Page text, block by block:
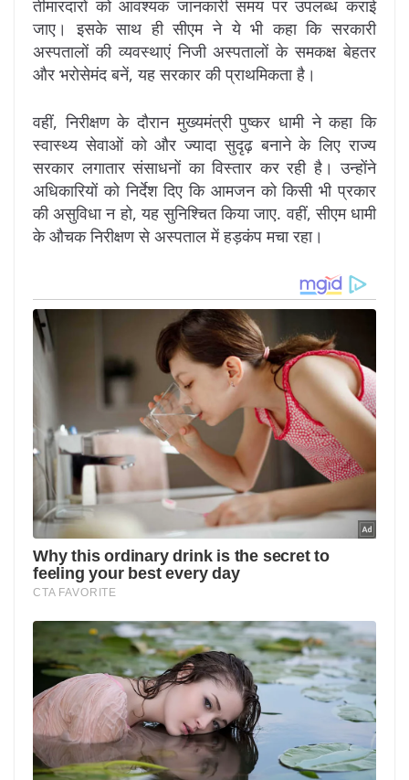
तीमारदारों को आवश्यक जानकारी समय पर उपलब्ध कराई
जाए। इसके साथ ही सीएम ने ये भी कहा कि सरकारी
अस्पतालों की व्यवस्थाएं निजी अस्पतालों के समकक्ष बेहतर
और भरोसेमंद बनें, यह सरकार की प्राथमिकता है।
वहीं, निरीक्षण के दौरान मुख्यमंत्री पुष्कर धामी ने कहा कि
स्वास्थ्य सेवाओं को और ज्यादा सुदृढ़ बनाने के लिए राज्य
सरकार लगातार संसाधनों का विस्तार कर रही है। उन्होंने
अधिकारियों को निर्देश दिए कि आमजन को किसी भी प्रकार
की असुविधा न हो, यह सुनिश्चित किया जाए. वहीं, सीएम धामी
के औचक निरीक्षण से अस्पताल में हड़कंप मचा रहा।